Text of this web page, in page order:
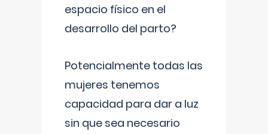
espacio físico en el
desarrollo del parto?
Potencialmente todas las
mujeres tenemos
capacidad para dar a luz
sin que sea necesario